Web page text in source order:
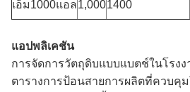
เอ็ม1000แอล1,0001400
แอปพลิเคชัน
การจัดการวัตถุดิบแบบแบตช์ในโรง
ตารางการป้อนสายการผลิตที่ควบคุ